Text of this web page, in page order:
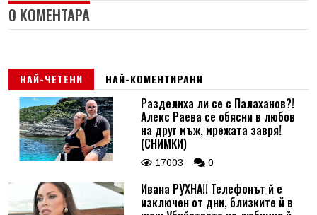
0 КОМЕНТАРА
НАЙ-ЧЕТЕНИ НАЙ-КОМЕНТИРАНИ
Разделиха ли се с Палаханов?!
Алекс Раева се обясни в любов
на друг мъж, мрежата завря!
(СНИМКИ)
17003 0
Ивана РУХНА!! Телефонът й е
изключен от дни, близките й в